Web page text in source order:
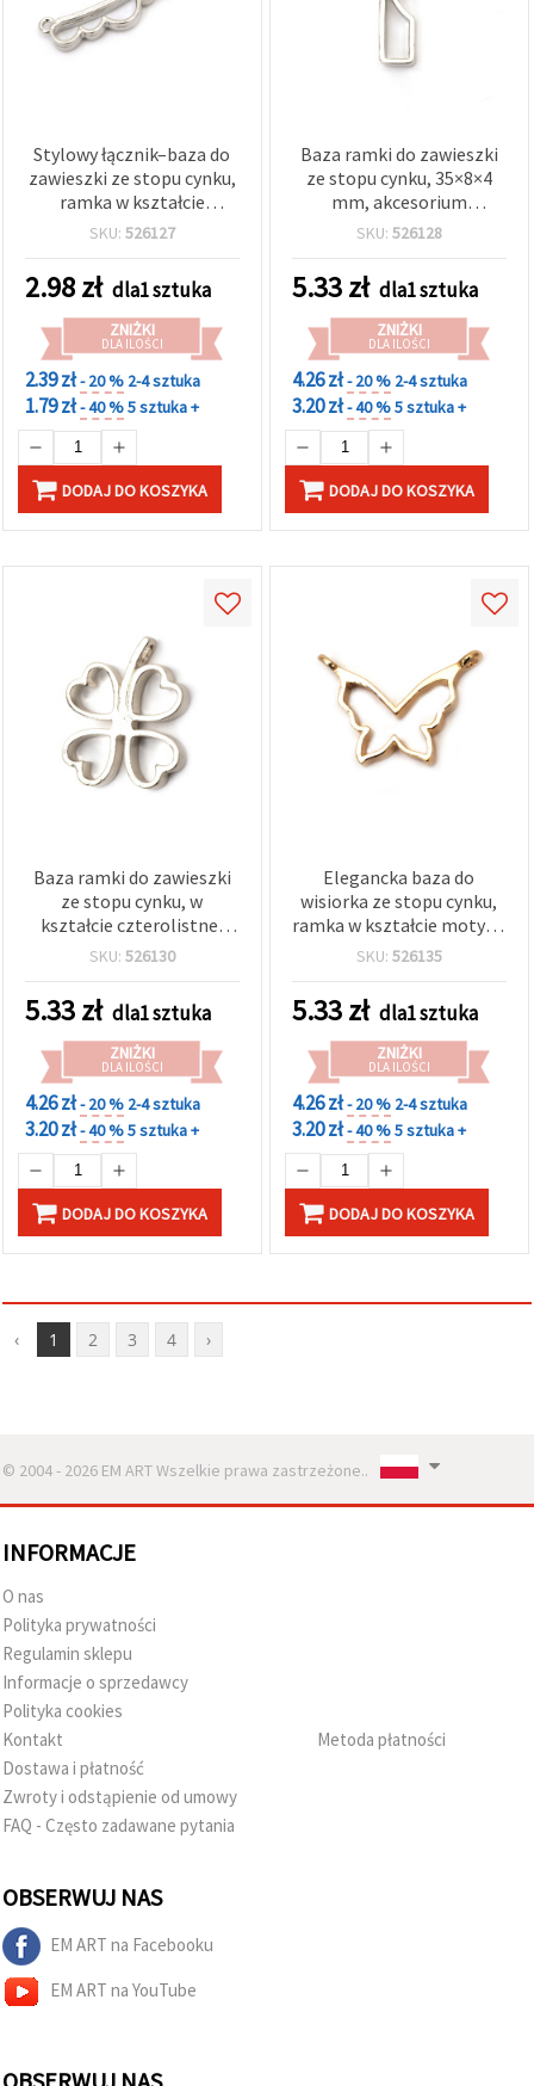
Stylowy łącznik–baza do
zawieszki ze stopu cynku,
ramka w kształcie
sylwetki, kolor srebrny,
do biżuterii DIY
SKU: 526127
2.98zł dla1 sztuka
ZNIŻKI
DLA ILOŚCI
2.39 zł- 20 % 2-4 sztuka
1.79 zł- 40 %5 sztuka +
DODAJ DO KOSZYKA
Baza ramki do zawieszki
ze stopu cynku, 35×8×4
mm, akcesorium
biżuteryjne dla par, kolor
SKU: 526128
5.33zł dla1 sztuka
ZNIŻKI
DLA ILOŚCI
4.26 zł- 20 % 2-4 sztuka
3.20 zł- 40 %5 sztuka +
DODAJ DO KOSZYKA
Baza ramki do zawieszki
ze stopu cynku, w
kształcie czterolistnej
koniczyny, 25x30x4 mm,
SKU: 526130
5.33zł dla1 sztuka
ZNIŻKI
DLA ILOŚCI
4.26 zł- 20 % 2-4 sztuka
3.20 zł- 40 %5 sztuka +
DODAJ DO KOSZYKA
Elegancka baza do
wisiorka ze stopu cynku,
ramka w kształcie motyla,
kolor złoty, 34x25x4 mm –
handmade i DIY
SKU: 526135
5.33zł dla1 sztuka
ZNIŻKI
DLA ILOŚCI
4.26 zł- 20 % 2-4 sztuka
3.20 zł- 40 %5 sztuka +
DODAJ DO KOSZYKA
‹ 1 2 3 4 ›
© 2004 - 2026 EM ART Wszelkie prawa zastrzeżone..
INFORMACJE
O nas
Polityka prywatności
Regulamin sklepu
Informacje o sprzedawcy
Polityka cookies
Kontakt
Dostawa i płatność
Zwroty i odstąpienie od umowy
FAQ - Często zadawane pytania
Metoda płatności
OBSERWUJ NAS
EM ART na Facebooku
EM ART na YouTube